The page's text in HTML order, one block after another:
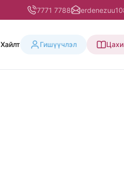
7771 7788
Хайлт Гишүүчлэл